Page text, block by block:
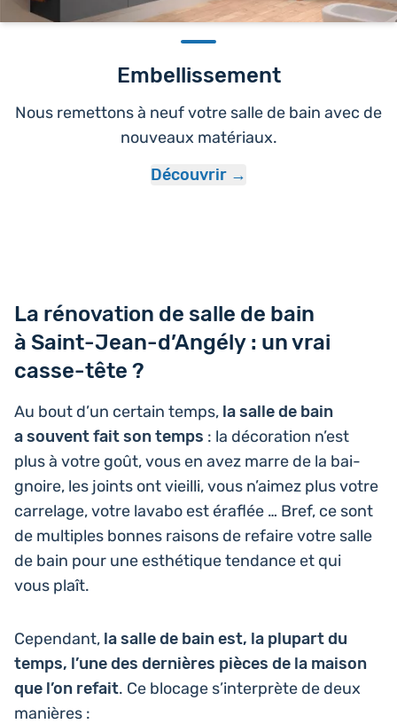
Embellissement
Nous remettons à neuf votre salle de bain avec de
nouveaux matériaux.
Découvrir
La rénovation de salle de bain
à Saint-Jean-d’Angély : un vrai
casse-tête ?
Au bout d’un certain temps, la salle de bain
a souvent fait son temps : la déco­ra­tion n’est
plus à votre goût, vous en avez marre de la bai­
gnoire, les joints ont vieilli, vous n’aimez plus votre
car­re­lage, votre lavabo est éraflée … Bref, ce sont
de mul­tiples bonnes raisons de refaire votre salle
de bain pour une esthé­tique ten­dance et qui
vous plaît.
Cepen­dant, la salle de bain est, la plupart du
temps, l’une des der­nières pièces de la maison
que l’on refait. Ce blocage s’in­ter­prète de deux
manières :